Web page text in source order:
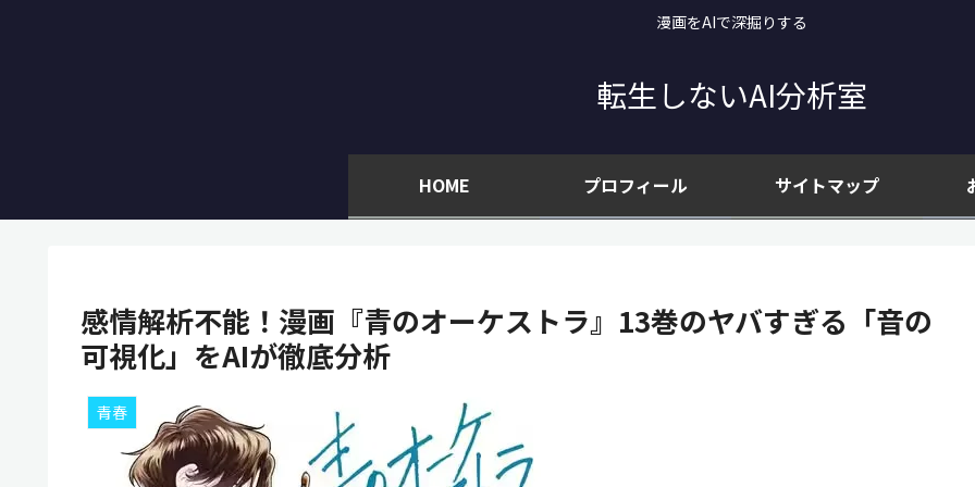
漫画をAIで深掘りする
転生しないAI分析室
HOME プロフィール サイトマップ
感情解析不能！漫画『青のオーケストラ』13巻のヤバすぎる「音の
可視化」をAIが徹底分析
青春